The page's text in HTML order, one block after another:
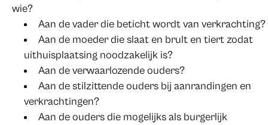
wie?
Aan de vader die beticht wordt van verkrachting?
Aan de moeder die slaat en brult en tiert zodat
uithuisplaatsing noodzakelijk is?
Aan de verwaarlozende ouders?
Aan de stilzittende ouders bij aanrandingen en
verkrachtingen?
Aan de ouders die mogelijks als burgerlijk